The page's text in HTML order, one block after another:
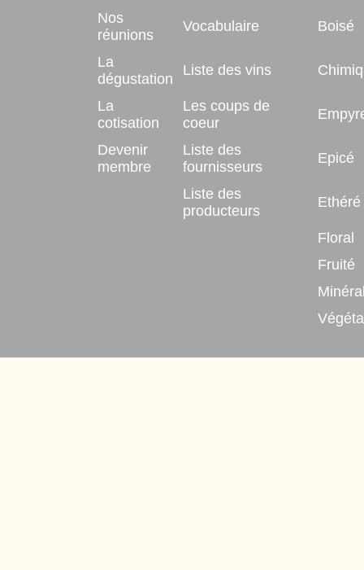
Nos
réunions
Vocabulaire Boisé
La
dégustation
Liste des vins
La
cotisation
Les coups de
coeur
Devenir
membre
Liste des
fournisseurs
Epicé
Liste des
producteurs
Ethéré
Floral
Fruité